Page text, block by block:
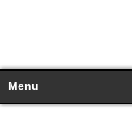
Menu